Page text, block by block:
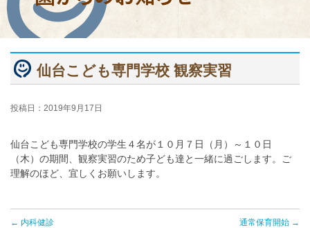
仙台こども専門学校 観察実習
投稿日： 2019年9月17日
仙台こども専門学校の学生４名が１０月７日（月）～１０日
（木）の期間、観察実習のため子ども達と一緒に過ごします。ご
理解のほど、宜しくお願いします。
← 内科健診 通常保育開始 →